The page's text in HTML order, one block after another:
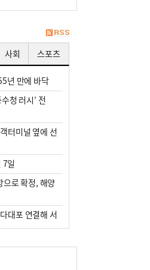
다. 바로 성급한 치
사회 스포츠
년 만에 바닥
청 러시’ 전
터미널 옆에 선
일
으로 확정, 해양
대포 연결해 서
극한 폭염’ 한풀